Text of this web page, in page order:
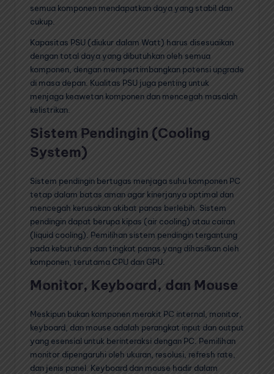
semua komponen mendapatkan daya yang stabil dan
cukup.
Kapasitas PSU (diukur dalam Watt) harus disesuaikan
dengan total daya yang dibutuhkan oleh semua
komponen, dengan mempertimbangkan potensi upgrade
di masa depan. Kualitas PSU juga penting untuk
menjaga keawetan komponen dan mencegah masalah
kelistrikan.
Sistem Pendingin (Cooling
System)
Sistem pendingin bertugas menjaga suhu komponen PC
tetap dalam batas aman agar kinerjanya optimal dan
mencegah kerusakan akibat panas berlebih. Sistem
pendingin dapat berupa kipas (air cooling) atau cairan
(liquid cooling). Pemilihan sistem pendingin tergantung
pada kebutuhan dan tingkat panas yang dihasilkan oleh
komponen, terutama CPU dan GPU.
Monitor, Keyboard, dan Mouse
Meskipun bukan komponen merakit PC internal, monitor,
keyboard, dan mouse adalah perangkat input dan output
yang esensial untuk berinteraksi dengan PC. Pemilihan
monitor dipengaruhi oleh ukuran, resolusi, refresh rate,
dan jenis panel. Keyboard dan mouse hadir dalam